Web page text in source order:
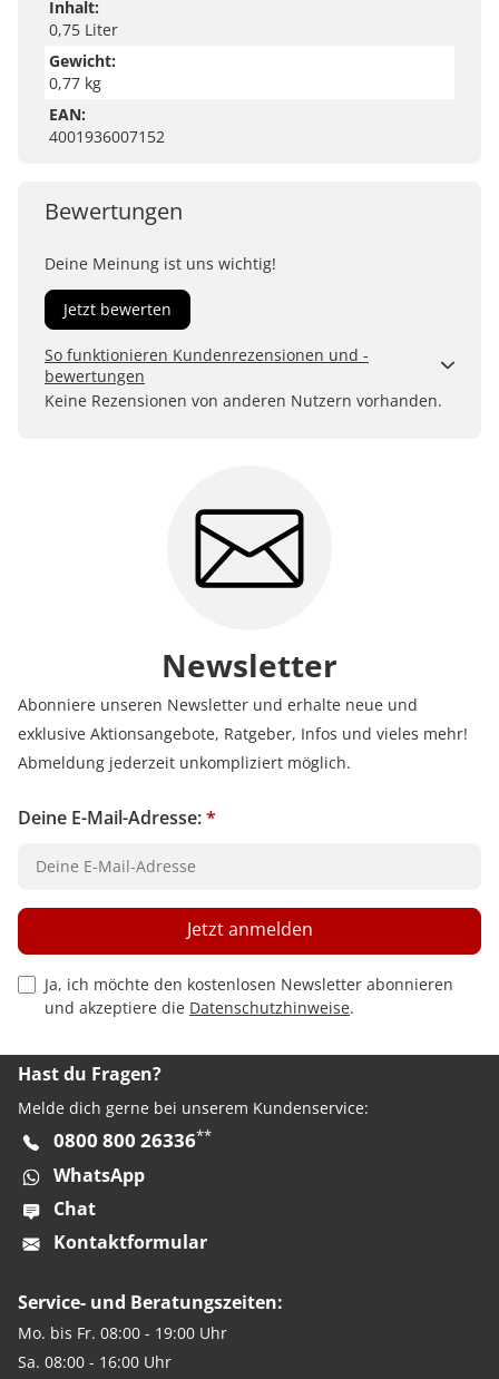
Inhalt:
0,75 Liter
Gewicht:
0,77 kg
EAN:
4001936007152
Bewertungen
Deine Meinung ist uns wichtig!
Jetzt bewerten
So funktionieren Kundenrezensionen und -
bewertungen
Kundenbewertungen sind für uns und unsere Kunden
Erfahren Sie mehr darüber, wie Kundenbewertungen
bei uns funktionieren
Keine Rezensionen von anderen Nutzern vorhanden.
Newsletter
Abonniere unseren Newsletter und erhalte neue und
exklusive Aktionsangebote, Ratgeber, Infos und vieles mehr!
Abmeldung jederzeit unkompliziert möglich.
Deine E-Mail-Adresse:*
Privacy Policy Checkbox
Ja, ich möchte den kostenlosen Newsletter abonnieren
und akzeptiere die Datenschutzhinweise.
Jetzt anmelden
Hast du Fragen?
Melde dich gerne bei unserem Kundenservice:
0800 800 26336**
WhatsApp
Chat
Kontaktformular
Service- und Beratungszeiten:
Mo. bis Fr. 08:00 - 19:00 Uhr
Sa. 08:00 - 16:00 Uhr